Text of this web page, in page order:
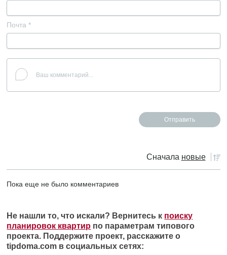
Почта *
Сначала новые
Пока еще не было комментариев
Не нашли то, что искали? Вернитесь к поиску
планировок квартир по параметрам типового
проекта. Поддержите проект, расскажите о
tipdoma.com в социальных сетях: